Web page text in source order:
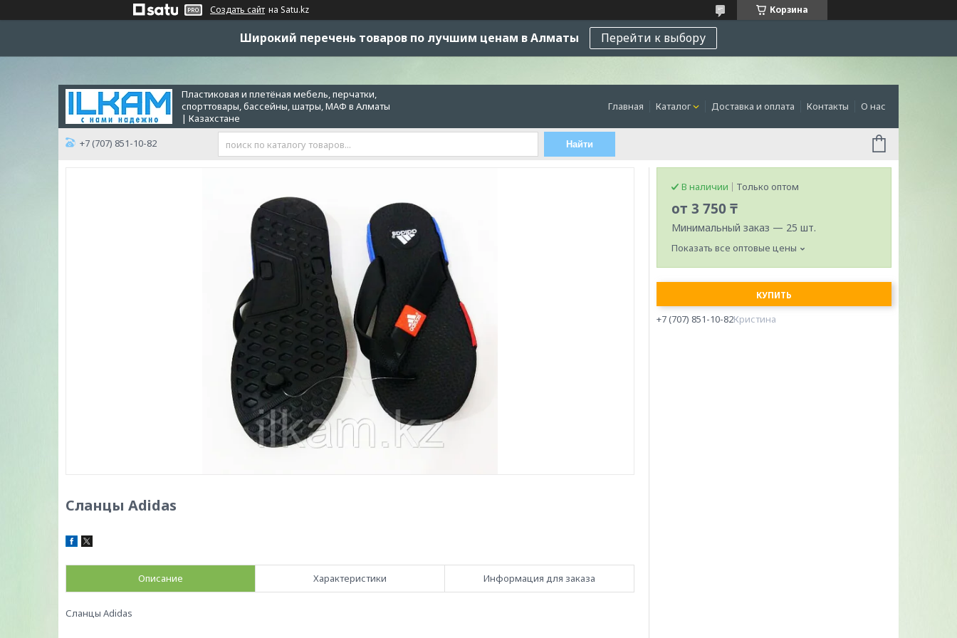
Создать сайт на Satu.kz Корзина
Широкий перечень товаров по лучшим ценам в Алматы Перейти к выбору
Пластиковая и плетёная мебель, перчатки,
спорттовары, бассейны, шатры, МАФ в Алматы
| Казахстане
Главная Каталог Доставка и оплата Контакты О нас
+7 (707) 851-10-82 Найти
Сланцы Adidas
Описание Характеристики Информация для заказа
Сланцы Adidas
В наличии Только оптом
от 3 750 ₸
Минимальный заказ — 25 шт.
Показать все оптовые цены
КУПИТЬ
+7 (707) 851-10-82Кристина